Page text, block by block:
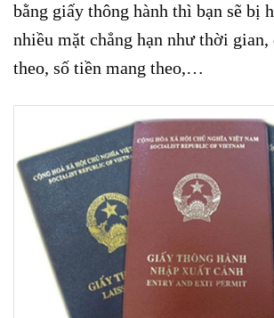
bằng giấy thông hành thì bạn sẽ bị
nhiều mặt chẳng hạn như thời gian,
theo, số tiền mang theo,…